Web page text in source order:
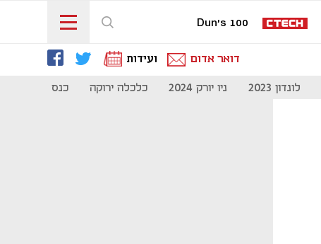
Dun's 100
דואר אדום ועידות
לונדון 2023 ניו יורק 2024 כלכלה ירוקה כנס מיליון